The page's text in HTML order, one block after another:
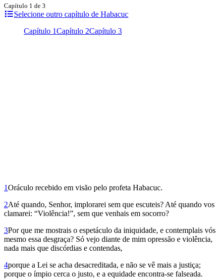
Capítulo 1 de 3
Selecione outro capítulo de Habacuc
Capítulo 1Capítulo 2Capítulo 3
1Oráculo recebido em visão pelo profeta Habacuc.
2Até quando, Senhor, implorarei sem que escuteis? Até quando vos
clamarei: “Violência!”, sem que venhais em socorro?
3Por que me mostrais o espetáculo da iniquidade, e contemplais vós
mesmo essa desgraça? Só vejo diante de mim opressão e violência,
nada mais que discórdias e contendas,
4porque a Lei se acha desacreditada, e não se vê mais a justiça;
porque o ímpio cerca o justo, e a equidade encontra-se falseada.